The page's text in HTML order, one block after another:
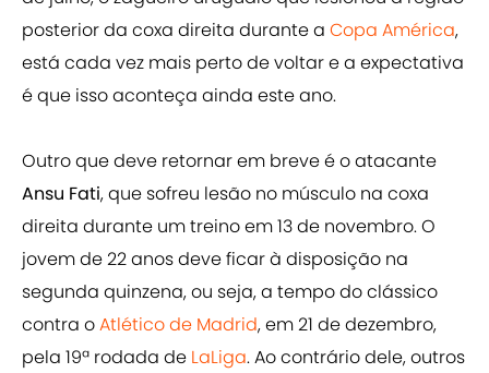
posterior da coxa direita durante a Copa América,
está cada vez mais perto de voltar e a expectativa
é que isso aconteça ainda este ano.
Outro que deve retornar em breve é o atacante
Ansu Fati, que sofreu lesão no músculo na coxa
direita durante um treino em 13 de novembro. O
jovem de 22 anos deve ficar à disposição na
segunda quinzena, ou seja, a tempo do clássico
contra oAtlético de Madrid, em 21 de dezembro,
pela 19ª rodada de LaLiga. Ao contrário dele, outros